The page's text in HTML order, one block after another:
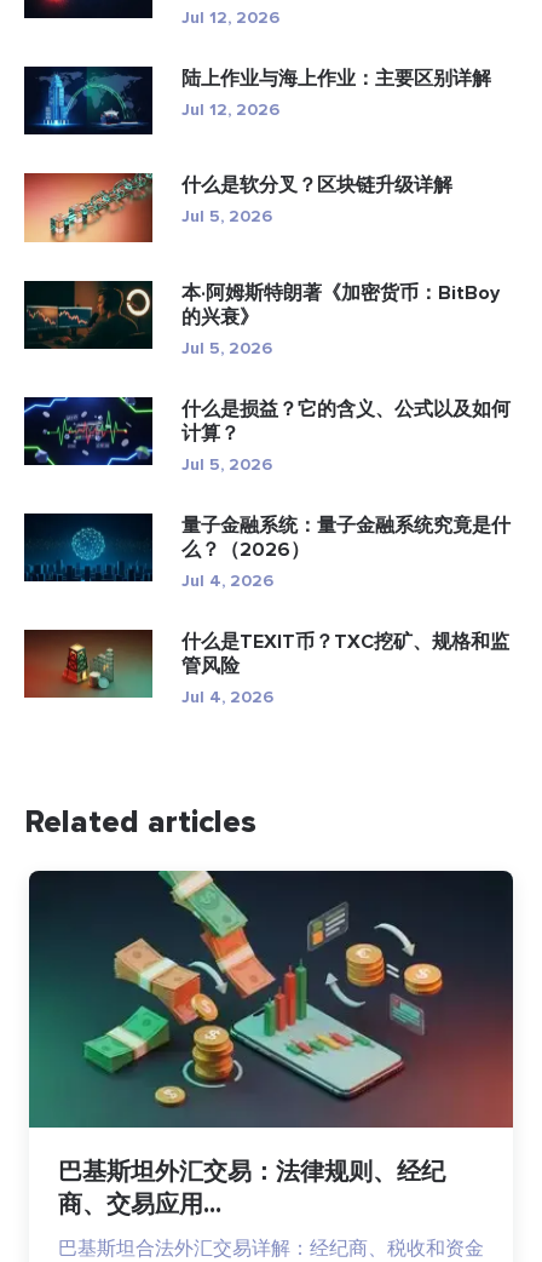
Jul 12, 2026
陆上作业与海上作业：主要区别详解
Jul 12, 2026
什么是软分叉？区块链升级详解
Jul 5, 2026
本·阿姆斯特朗著《加密货币：BitBoy
的兴衰》
Jul 5, 2026
什么是损益？它的含义、公式以及如何
计算？
Jul 5, 2026
量子金融系统：量子金融系统究竟是什
么？（2026）
Jul 4, 2026
什么是TEXIT币？TXC挖矿、规格和监
管风险
Jul 4, 2026
Related articles
巴基斯坦外汇交易：法律规则、经纪
商、交易应用...
巴基斯坦合法外汇交易详解：经纪商、税收和资金